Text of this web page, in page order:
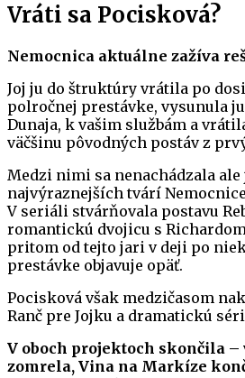
Vráti sa Pocisková?
Nemocnica aktuálne zažíva
Joj ju do štruktúry vrátila po
polročnej prestávke, vysunula
Dunaja, k vašim službám a
väčšinu pôvodných postáv z
Medzi nimi sa nenachádzala ale
najvýraznejších tvárí
V seriáli stvárňovala postavu
romantickú dvojicu s
pritom od tejto jari v deji po
prestávke objavuje opäť.
Pocisková však medzičasom
Ranč pre Jojku a dramatickú
V oboch projektoch skončila –
zomrela, Vina na Markíze